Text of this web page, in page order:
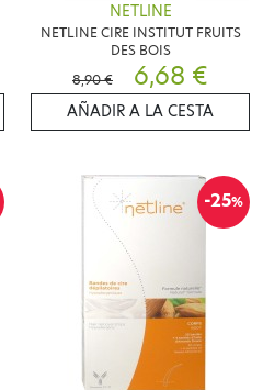
NETLINE
NETLINE CIRE INSTITUT FRUITS
DES BOIS
8,90 €
6,68 €
AÑADIR A LA CESTA
-25%